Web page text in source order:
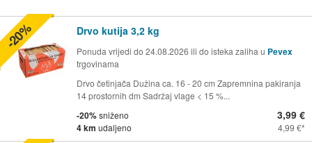
Drvo kutija 3,2 kg
Ponuda vrijedi do 24.08.2026 ili do isteka zaliha u Pevex
trgovinama
Drvo četinjača Dužina ca. 16 - 20 cm Zapremnina pakiranja
14 prostornih dm Sadržaj vlage < 15 %...
-20%sniženo
4 km udaljeno
3,99 €
4,99 €
-20%